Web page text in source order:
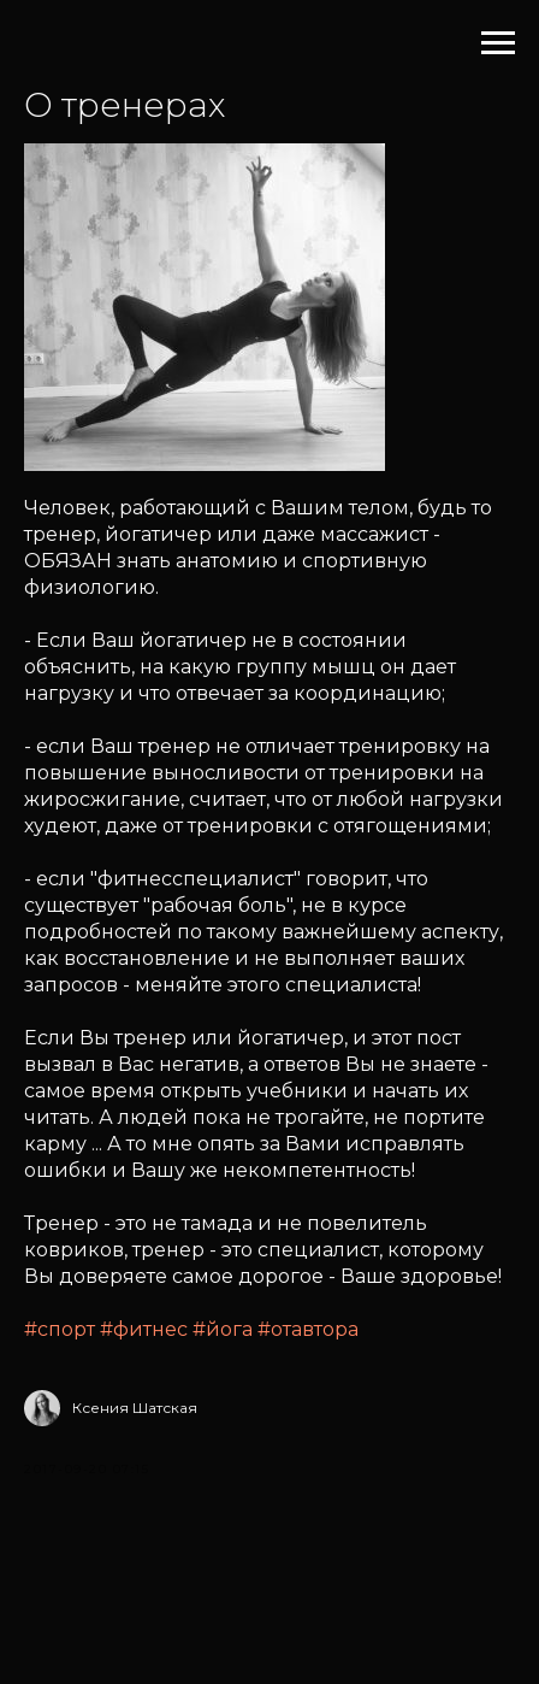
О тренерах
Человек, работающий с Вашим телом, будь то
тренер, йогатичер или даже массажист -
ОБЯЗАН знать анатомию и спортивную
физиологию.
- Если Ваш йогатичер не в состоянии
объяснить, на какую группу мышц он дает
нагрузку и что отвечает за координацию;
- если Ваш тренер не отличает тренировку на
повышение выносливости от тренировки на
жиросжигание, считает, что от любой нагрузки
худеют, даже от тренировки с отягощениями;
- если "фитнесспециалист" говорит, что
существует "рабочая боль", не в курсе
подробностей по такому важнейшему аспекту,
как восстановление и не выполняет ваших
запросов - меняйте этого специалиста!
Если Вы тренер или йогатичер, и этот пост
вызвал в Вас негатив, а ответов Вы не знаете -
самое время открыть учебники и начать их
читать. А людей пока не трогайте, не портите
карму ... А то мне опять за Вами исправлять
ошибки и Вашу же некомпетентность!
Тренер - это не тамада и не повелитель
ковриков, тренер - это специалист, которому
Вы доверяете самое дорогое - Ваше здоровье!
#спорт #фитнес #йога #отавтора
Ксения Шатская